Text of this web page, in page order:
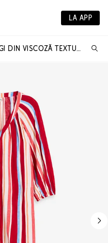
LA APP
ROCHIE CAFTAN ÎN DUNGI DIN VISCOZĂ TEXTURATĂ